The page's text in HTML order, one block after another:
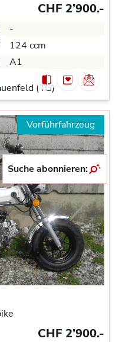
CHF 2’900.-
-
124 ccm
A1
(TG)
Vorführfahrzeug
CHF 2’900.-
Suche abonnieren: